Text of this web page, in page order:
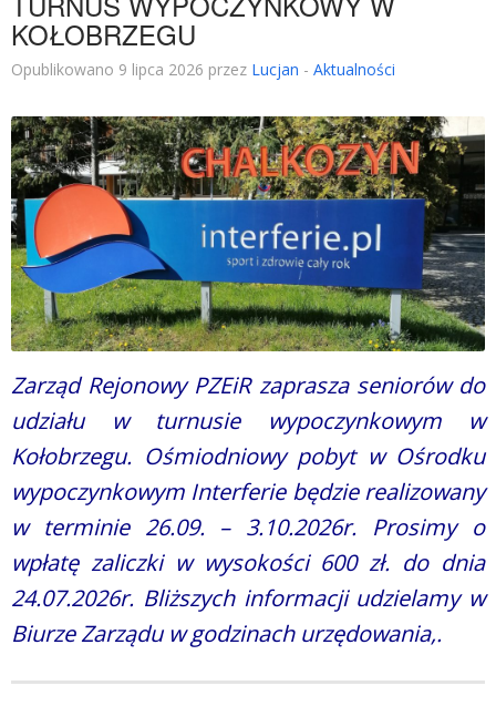
KOŁOBRZEGU
Opublikowano 9 lipca 2026 przez Lucjan - Aktualności
Zarząd Rejonowy PZEiR zaprasza seniorów do
udziału w turnusie wypoczynkowym w
Kołobrzegu. Ośmiodniowy pobyt w Ośrodku
wypoczynkowym Interferie będzie realizowany
w terminie 26.09. – 3.10.2026r. Prosimy o
wpłatę zaliczki w wysokości 600 zł. do dnia
24.07.2026r. Bliższych informacji udzielamy w
Biurze Zarządu w godzinach urzędowania,.